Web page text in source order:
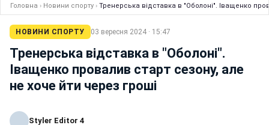
Головна › Новини спорту › Тренерська відставка в "Оболоні". Іващенко
НОВИНИ СПОРТУ 03 вересня 2024 · 15:47
Тренерська відставка в "Оболоні".
Іващенко провалив старт сезону, але
не хоче йти через гроші
Styler Editor 4